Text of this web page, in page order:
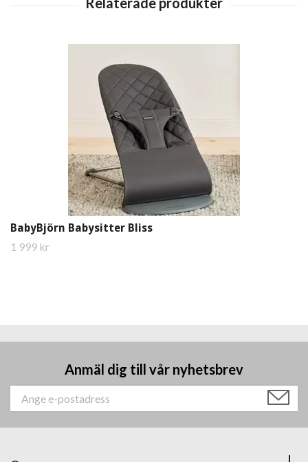
BabyBjörn Babysitter Bliss
1 999 kr
Anmäl dig till vår nyhetsbrev